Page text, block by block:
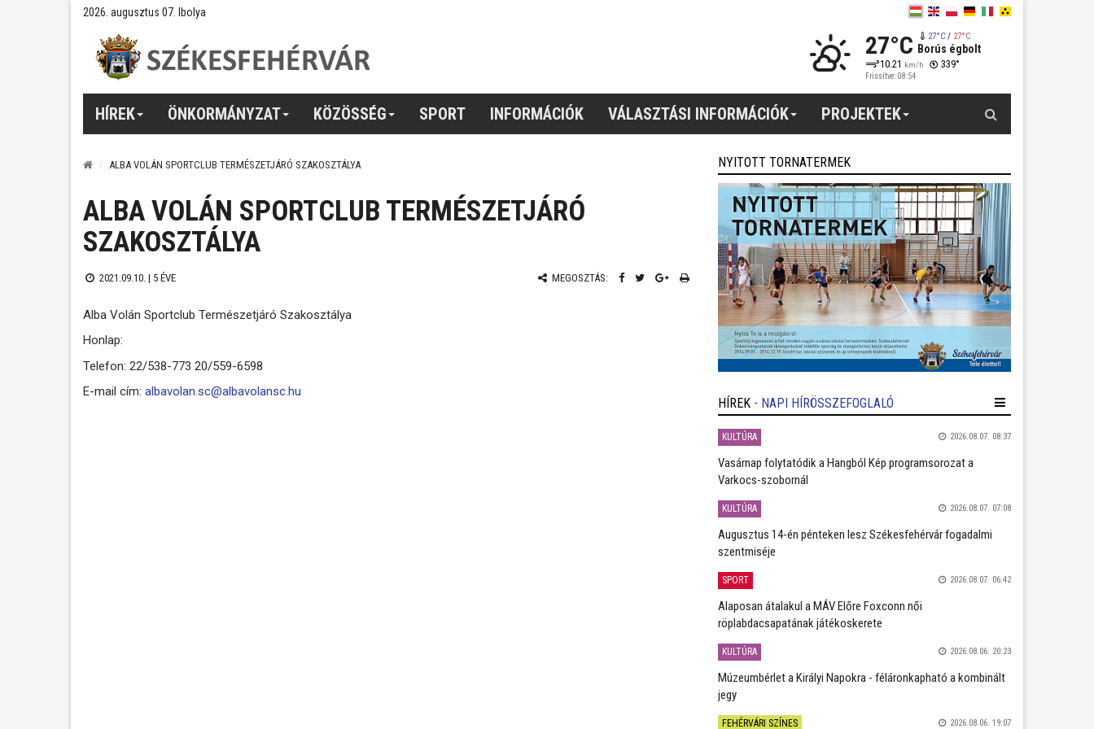
2026. augusztus 07. Ibolya
27°C 27°C/ 27°C
Borús égbolt
10.21 km/h 339°
Frissítve: 08:54
HÍREK ÖNKORMÁNYZAT KÖZÖSSÉG SPORT INFORMÁCIÓK VÁLASZTÁSI INFORMÁCIÓK PROJEKTEK
ALBA VOLÁN SPORTCLUB TERMÉSZETJÁRÓ SZAKOSZTÁLYA
ALBA VOLÁN SPORTCLUB TERMÉSZETJÁRÓ
SZAKOSZTÁLYA
2021.09.10. | 5 ÉVE MEGOSZTÁS:
Alba Volán Sportclub Természetjáró Szakosztálya
Honlap:
Telefon: 22/538-773 20/559-6598
E-mail cím: albavolan.sc@albavolansc.hu
NYITOTT TORNATERMEK
HÍREK - NAPI HÍRÖSSZEFOGLALÓ
KULTÚRA 2026.08.07. 08:37
Vasárnap folytatódik a Hangból Kép programsorozat a
Varkocs-szobornál
KULTÚRA 2026.08.07. 07:08
Augusztus 14-én pénteken lesz Székesfehérvár fogadalmi
szentmiséje
SPORT 2026.08.07. 06:42
Alaposan átalakul a MÁV Előre Foxconn női
röplabdacsapatának játékoskerete
KULTÚRA 2026.08.06. 20:23
Múzeumbérlet a Királyi Napokra - féláronkapható a kombinált
jegy
FEHÉRVÁRI SZÍNES 2026.08.06. 19:07